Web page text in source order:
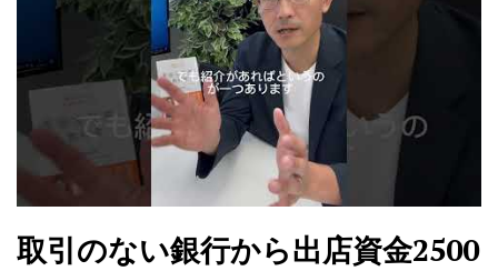
取引のない銀行から出店資金2500